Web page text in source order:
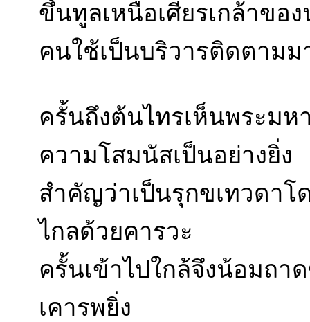
ขึ้นทูลเหนือเศียรเกล้าขอ
คนใช้เป็นบริวารติดตามม
ครั้นถึงต้นไทรเห็นพระม
ความโสมนัสเป็นอย่างยิ่ง
สำคัญว่าเป็นรุกขเทวดาโ
ไกลด้วยคารวะ
ครั้นเข้าไปใกล้จึงน้อมถา
เคารพยิ่ง